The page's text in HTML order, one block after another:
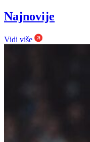
Najnovije
Vidi više